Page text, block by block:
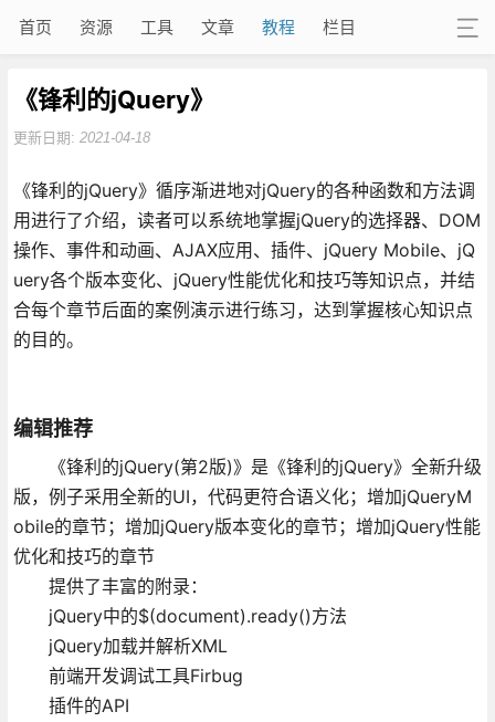
首页 资源 工具 文章 教程 栏目
《锋利的jQuery》
更新日期: 2021-04-18
《锋利的jQuery》循序渐进地对jQuery的各种函数和方法调
用进行了介绍，读者可以系统地掌握jQuery的选择器、DOM
操作、事件和动画、AJAX应用、插件、jQuery Mobile、jQ
uery各个版本变化、jQuery性能优化和技巧等知识点，并结
合每个章节后面的案例演示进行练习，达到掌握核心知识点
的目的。
编辑推荐
《锋利的jQuery(第2版)》是《锋利的jQuery》全新升级
版，例子采用全新的UI，代码更符合语义化；增加jQueryM
obile的章节；增加jQuery版本变化的章节；增加jQuery性能
优化和技巧的章节
提供了丰富的附录：
jQuery中的$(document).ready()方法
jQuery加载并解析XML
前端开发调试工具Firbug
插件的API